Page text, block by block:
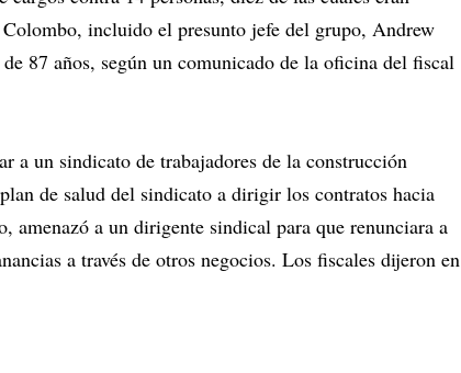
incluido el presunto jefe del grupo, Andrew
87 años, según un comunicado de la oficina del fiscal
a un sindicato de trabajadores de la construcción
de salud del sindicato a dirigir los contratos hacia
amenazó a un dirigente sindical para que renunciara a
a través de otros negocios. Los fiscales dijeron en